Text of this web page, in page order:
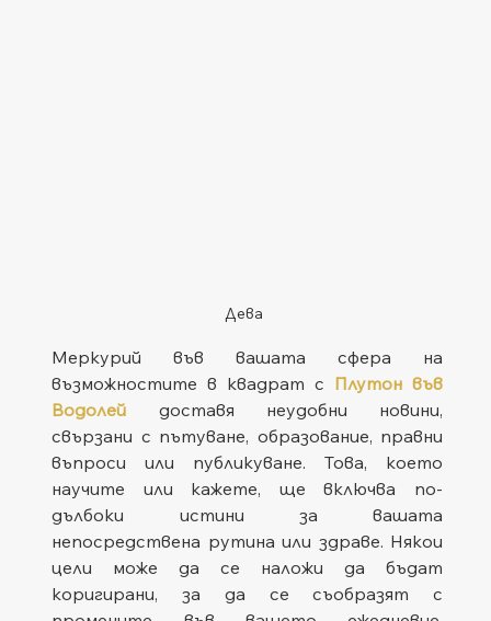
Дева
Меркурий във вашата сфера на
възможностите в квадрат с Плутон във
Водолей
доставя неудобни новини,
свързани с пътуване, образование, правни
въпроси или публикуване. Това, което
научите или кажете, ще включва по-
дълбоки истини за вашата
непосредствена рутина или здраве. Някои
цели може да се наложи да бъдат
коригирани, за да се съобразят с